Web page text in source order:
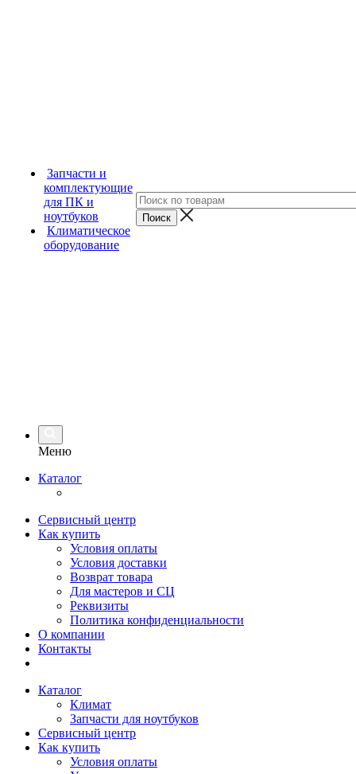
Запчасти и
комплектующие
для ПК и
ноутбуков
Климатическое
оборудование
Меню
Каталог
Сервисный центр
Как купить
Условия оплаты
Условия доставки
Возврат товара
Для мастеров и СЦ
Реквизиты
Политика конфиденциальности
О компании
Контакты
Каталог
Климат
Запчасти для ноутбуков
Сервисный центр
Как купить
Условия оплаты